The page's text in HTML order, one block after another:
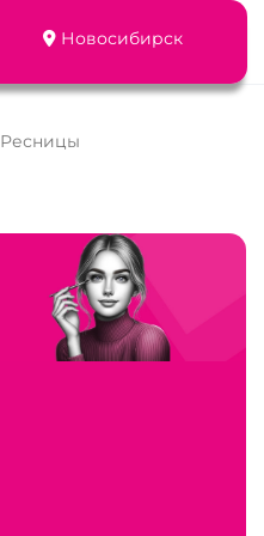
Новосибирск
Ресницы